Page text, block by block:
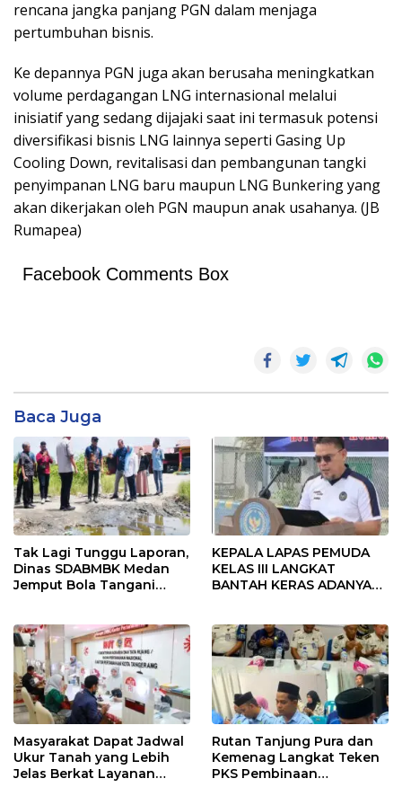
rencana jangka panjang PGN dalam menjaga
pertumbuhan bisnis.
Ke depannya PGN juga akan berusaha meningkatkan
volume perdagangan LNG internasional melalui
inisiatif yang sedang dijajaki saat ini termasuk potensi
diversifikasi bisnis LNG lainnya seperti Gasing Up
Cooling Down, revitalisasi dan pembangunan tangki
penyimpanan LNG baru maupun LNG Bunkering yang
akan dikerjakan oleh PGN maupun anak usahanya. (JB
Rumapea)
Facebook Comments Box
Baca Juga
Tak Lagi Tunggu Laporan,
Dinas SDABMBK Medan
Jemput Bola Tangani
KEPALA LAPAS PEMUDA
KELAS III LANGKAT
BANTAH KERAS ADANYA
TENTANG SINDIKAT
PENIPU PENJUALAN EMAS
Masyarakat Dapat Jadwal
Ukur Tanah yang Lebih
Jelas Berkat Layanan
Rutan Tanjung Pura dan
Kemenag Langkat Teken
PKS Pembinaan